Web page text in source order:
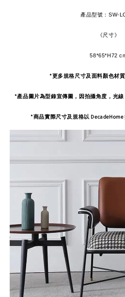
產品型號：SW-
《尺寸》
58*65*H72
*更多規格尺寸及面料顏色材質
*產品圖片為型錄宣傳圖，因拍攝角度，光線
*商品實際尺寸及規格以 DecadeHome